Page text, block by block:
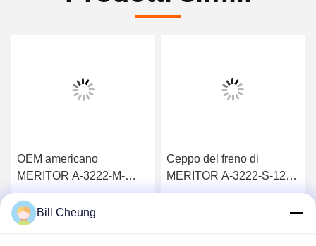
OEM americano
MERITOR A-3222-M-
2223 del ceppo del freno
4702 QP
Ottenga il migliore prezzo
Ceppo del freno di
MERITOR A-3222-S-1293
4515Q di tipo americano
Ottenga il migliore prezzo
Bill Cheung